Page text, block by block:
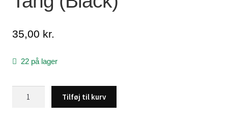
35,00 kr.
22 på lager
Tilføj til kurv